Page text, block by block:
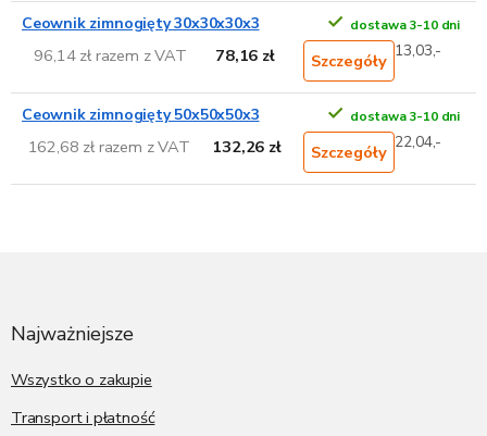
Ceownik zimnogięty 30x30x30x3 dostawa 3-10 dni
96,14 zł razem z VAT 78,16 zł Szczegóły 13,03,-
Ceownik zimnogięty 50x50x50x3 dostawa 3-10 dni
162,68 zł razem z VAT 132,26 zł Szczegóły 22,04,-
Najważniejsze
Wszystko o zakupie
Transport i płatność